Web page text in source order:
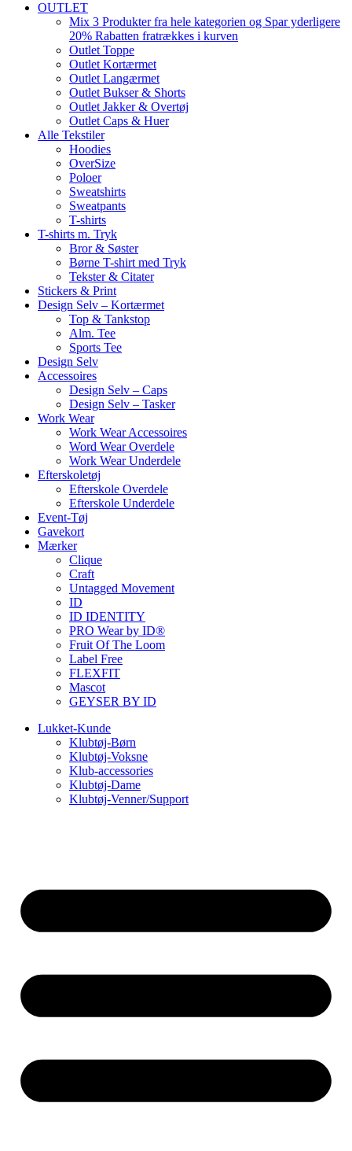
OUTLET
Mix 3 Produkter fra hele kategorien og Spar yderligere
20% Rabatten fratrækkes i kurven
Outlet Toppe
Outlet Kortærmet
Outlet Langærmet
Outlet Bukser & Shorts
Outlet Jakker & Overtøj
Outlet Caps & Huer
Alle Tekstiler
Hoodies
OverSize
Poloer
Sweatshirts
Sweatpants
T-shirts
T-shirts m. Tryk
Bror & Søster
Børne T-shirt med Tryk
Tekster & Citater
Stickers & Print
Design Selv – Kortærmet
Top & Tankstop
Alm. Tee
Sports Tee
Design Selv
Accessoires
Design Selv – Caps
Design Selv – Tasker
Work Wear
Work Wear Accessoires
Word Wear Overdele
Work Wear Underdele
Efterskoletøj
Efterskole Overdele
Efterskole Underdele
Event-Tøj
Gavekort
Mærker
Clique
Craft
Untagged Movement
ID
ID IDENTITY
PRO Wear by ID®
Fruit Of The Loom
Label Free
FLEXFIT
Mascot
GEYSER BY ID
Lukket-Kunde
Klubtøj-Børn
Klubtøj-Voksne
Klub-accessories
Klubtøj-Dame
Klubtøj-Venner/Support